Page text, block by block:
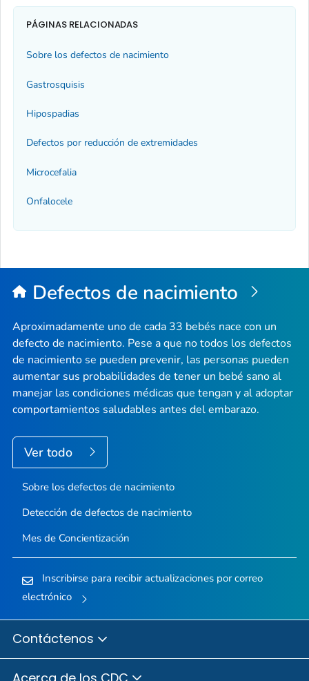
PÁGINAS RELACIONADAS
Sobre los defectos de nacimiento
Gastrosquisis
Hipospadias
Defectos por reducción de extremidades
Microcefalia
Onfalocele
Defectos de nacimiento
Aproximadamente uno de cada 33 bebés nace con un
defecto de nacimiento. Pese a que no todos los defectos
de nacimiento se pueden prevenir, las personas pueden
aumentar sus probabilidades de tener un bebé sano al
manejar las condiciones médicas que tengan y al adoptar
comportamientos saludables antes del embarazo.
Ver todo
Sobre los defectos de nacimiento
Detección de defectos de nacimiento
Mes de Concientización
Inscribirse para recibir actualizaciones por correo
electrónico
Contáctenos